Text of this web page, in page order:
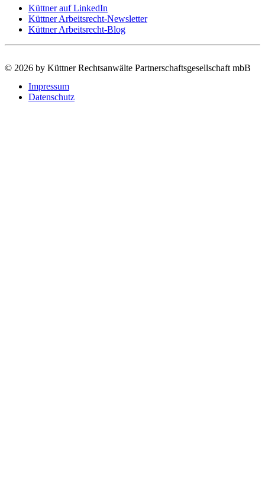
Küttner auf LinkedIn
Küttner Arbeitsrecht-Newsletter
Küttner Arbeitsrecht-Blog
© 2026 by Küttner Rechtsanwälte Partnerschaftsgesellschaft mbB
Impressum
Datenschutz